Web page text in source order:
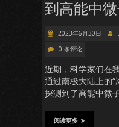
到高能中
2023年6月30日
0 条评论
近期，科学家们在
通过南极大陆上的“
探测到了高能中微
阅读更多